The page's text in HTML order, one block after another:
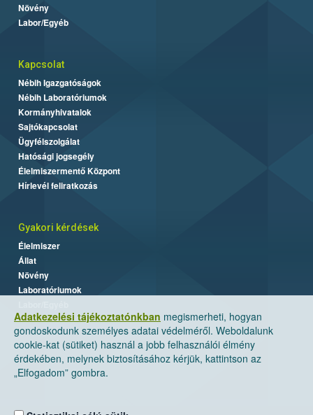
Adatkezelési tájékoztatónkban megismerheti, hogyan
gondoskodunk személyes adatai védelméről. Weboldalunk
cookie-kat (sütiket) használ a jobb felhasználói élmény
érdekében, melynek biztosításához kérjük, kattintson az
„Elfogadom” gombra.
Növény
Labor/Egyéb
Kapcsolat
Nébih Igazgatóságok
Nébih Laboratóriumok
Kormányhivatalok
Sajtókapcsolat
Ügyfélszolgálat
Hatósági jogsegély
Élelmiszermentő Központ
Hírlevél feliratkozás
Gyakori kérdések
Élelmiszer
Állat
Növény
Laboratóriumok